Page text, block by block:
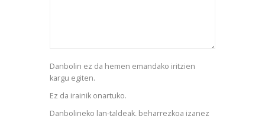
Danbolin ez da hemen emandako iritzien
kargu egiten.
Ez da irainik onartuko.
Danbolineko lan-taldeak, beharrezkoa izanez